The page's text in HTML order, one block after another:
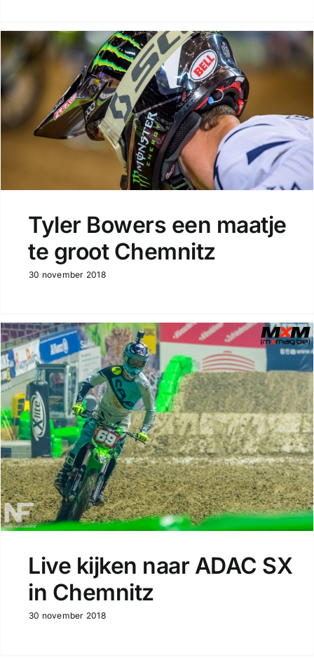
Tyler Bowers een maatje
te groot Chemnitz
30 november 2018
Live kijken naar ADAC SX
in Chemnitz
30 november 2018